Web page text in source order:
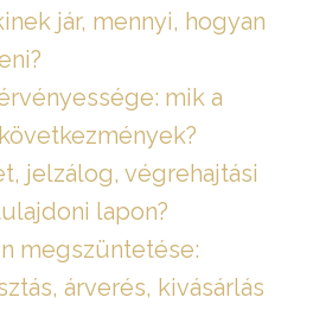
jár, mennyi, hogyan
mik a
jelzálog, végrehajtási
lapon?
megszüntetése:
árverés, kivásárlás